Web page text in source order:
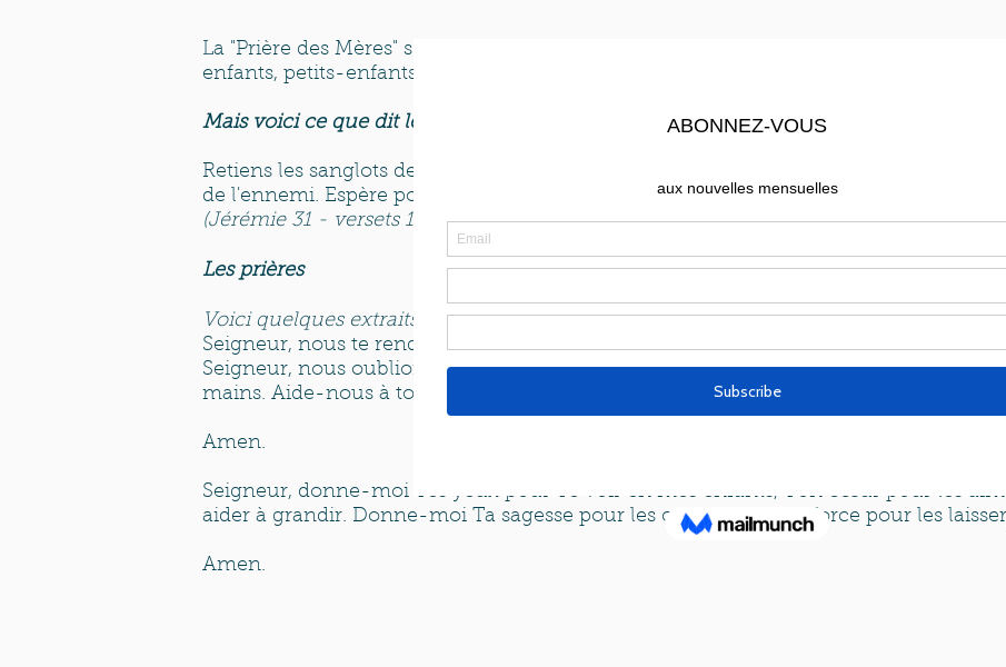
La "Prière des Mères" s'adresse à toutes celles qui ont un coeur de mère et qui
enfants, petits-enfants et tous les enfants du monde.
Mais voici ce que dit le Seigneur :
Retiens les sanglots de ta voix et les larmes de tes yeux car ta peine aura sa
de l'ennemi. Espère pour ton avenir car tes fils rentreront dans leurs frontières."
(Jérémie 31 - versets 16/17)
Les prières
Voici quelques extraits du livret de prière, commun à tous les groupes :
Seigneur, nous te rendons grâce pour le don de la maternité. C'est une vocation si
Seigneur, nous oublions souvent combien Tu nous fais confiance en déposant Tes
mains. Aide-nous à toujours apprécier l'importance d'être mère .
Amen.
Seigneur, donne-moi Tes yeux pour Te voir en mes enfants, Ton cœur pour les
aider à grandir. Donne-moi Ta sagesse pour les conseiller et Ta force pour les
Amen.​